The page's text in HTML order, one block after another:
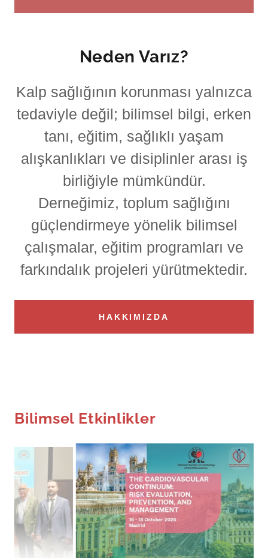
Neden Varız?
Kalp sağlığının korunması yalnızca
tedaviyle değil; bilimsel bilgi, erken
tanı, eğitim, sağlıklı yaşam
alışkanlıkları ve disiplinler arası iş
birliğiyle mümkündür.
Derneğimiz, toplum sağlığını
güçlendirmeye yönelik bilimsel
çalışmalar, eğitim programları ve
farkındalık projeleri yürütmektedir.
HAKKIMIZDA
Bilimsel Etkinlikler